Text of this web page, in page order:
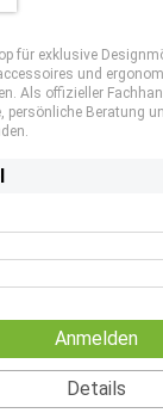
für exklusive
und
Als offizieller
persönliche Beratung
Anmelden
Details